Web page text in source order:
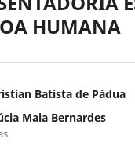
HUMANA
Batista de Pádua
Maia Bernardes